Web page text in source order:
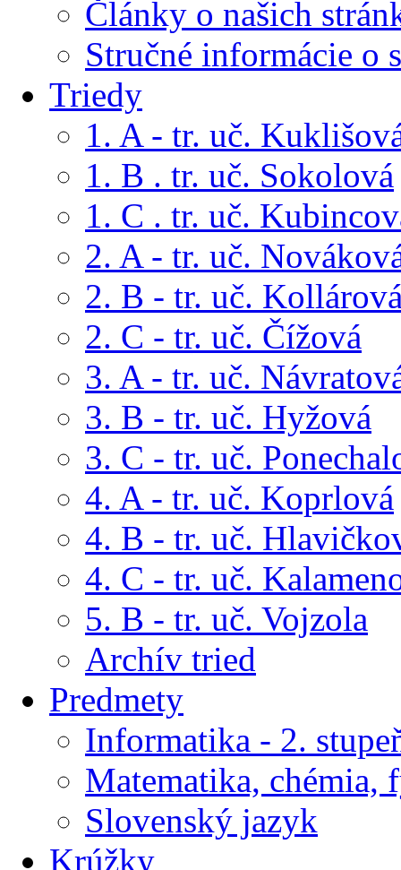
Články o našich
Stručné informácie o
Triedy
1. A - tr. uč.
1. B . tr. uč. Sokolová
1. C . tr. uč.
2. A - tr. uč.
2. B - tr. uč.
2. C - tr. uč. Čížová
3. A - tr. uč.
3. B - tr. uč. Hyžová
3. C - tr. uč.
4. A - tr. uč. Koprlová
4. B - tr. uč.
4. C - tr. uč.
5. B - tr. uč. Vojzola
Archív tried
Predmety
Informatika - 2.
Matematika, chémia,
Slovenský jazyk
Krúžky